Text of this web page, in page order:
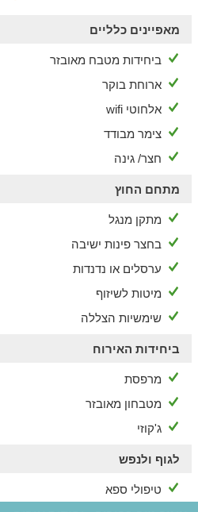
מאפיינים כלליים
ביחידות מטבח מאובזר
ארוחת בוקר
אלחוטי wifi
צימר מבודד
חצר/ גינה
מתחם החוץ
מתקן מנגל
בחצר פינות ישיבה
ערסלים או נדנדות
מיטות לשיזוף
שימשיות הצללה
ביחידות האירוח
מרפסת
מטבחון מאובזר
ג'קוזי
לגוף ולנפש
טיפולי ספא